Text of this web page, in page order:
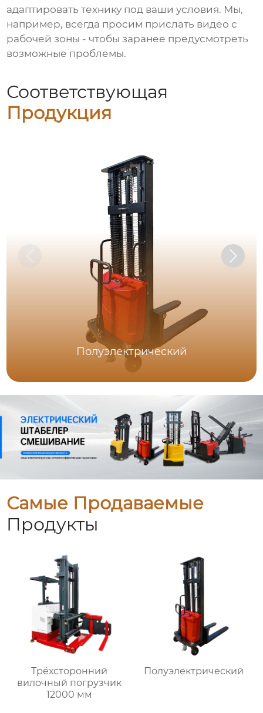
адаптировать технику под ваши условия. Мы,
например, всегда просим прислать видео с
рабочей зоны - чтобы заранее предусмотреть
возможные проблемы.
Соответствующая
Продукция
Полуэлектрический
Самые Продаваемые
Продукты
Трёхсторонний
вилочный погрузчик
12000 мм
Полуэлектрический